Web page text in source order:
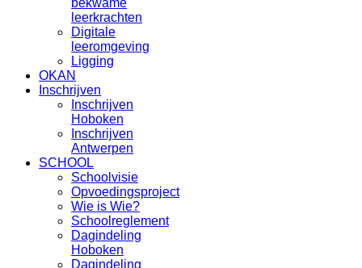
bekwame
leerkrachten
Digitale
leeromgeving
Ligging
OKAN
Inschrijven
Inschrijven
Hoboken
Inschrijven
Antwerpen
SCHOOL
Schoolvisie
Opvoedingsproject
Wie is Wie?
Schoolreglement
Dagindeling
Hoboken
Dagindeling